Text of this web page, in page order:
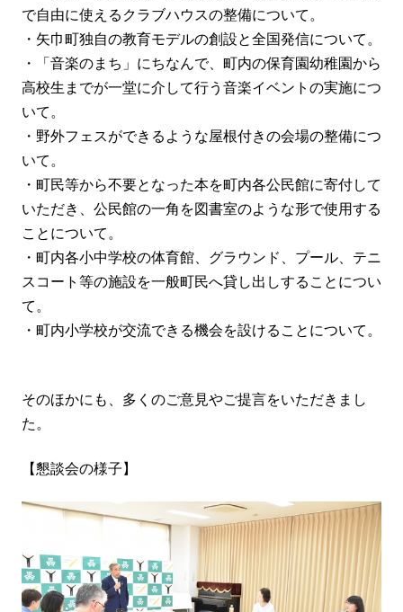
で自由に使えるクラブハウスの整備について。
・矢巾町独自の教育モデルの創設と全国発信について。
・「音楽のまち」にちなんで、町内の保育園幼稚園から
高校生までが一堂に介して行う音楽イベントの実施につ
いて。
・野外フェスができるような屋根付きの会場の整備につ
いて。
・町民等から不要となった本を町内各公民館に寄付して
いただき、公民館の一角を図書室のような形で使用する
ことについて。
・町内各小中学校の体育館、グラウンド、プール、テニ
スコート等の施設を一般町民へ貸し出しすることについ
て。
・町内小学校が交流できる機会を設けることについて。
そのほかにも、多くのご意見やご提言をいただきまし
た。
【懇談会の様子】